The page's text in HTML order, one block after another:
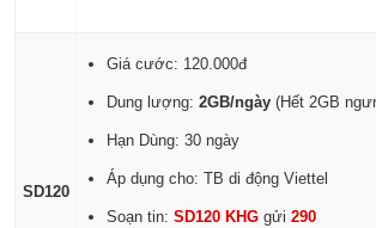
SD120
Giá cước: 120.000đ
Dung lượng:2GB/ngày (Hết 2GB
Hạn Dùng: 30 ngày
Áp dụng cho: TB di động Viettel
Soạn tin:SD120 KHGgửi290